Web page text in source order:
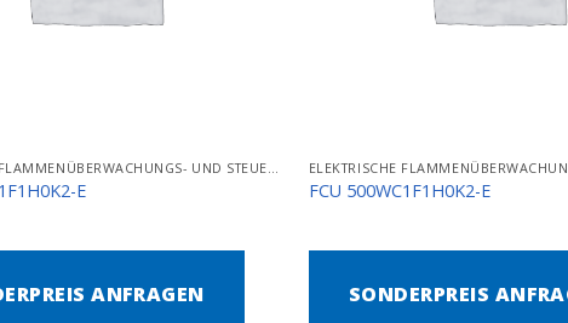
E
ANFRAGEN
FCU 500WC1F1H0K2-E
SONDERPREIS